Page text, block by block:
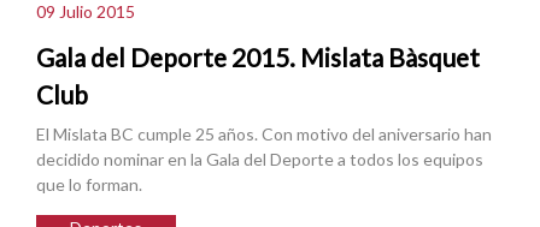
09 Julio 2015
Gala del Deporte 2015. Mislata Bàsquet
Club
El Mislata BC cumple 25 años. Con motivo del aniversario han
decidido nominar en la Gala del Deporte a todos los equipos
que lo forman.